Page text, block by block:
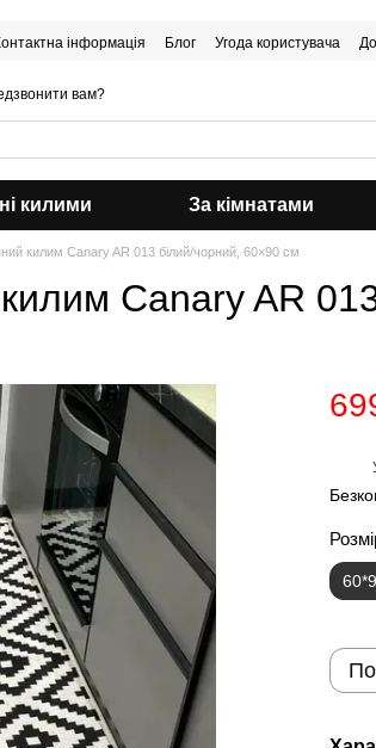
інформація Блог Угода користувача
вам?
килими За кімнатами
килим Canary AR 013 білий/чорний, 60×90 см
Canary AR